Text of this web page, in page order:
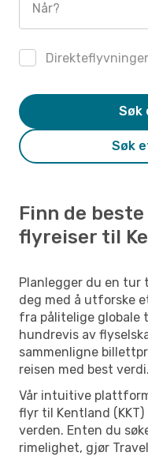
Når?
Direkteflyvninger
Søk
Søk
Finn de
flyreiser til
Planlegger du en tur
deg med å utforske
fra pålitelige globale
hundrevis av
sammenligne
reisen med best verdi.
Vår intuitive
flyr til Kentland
verden. Enten du
rimelighet, gjør